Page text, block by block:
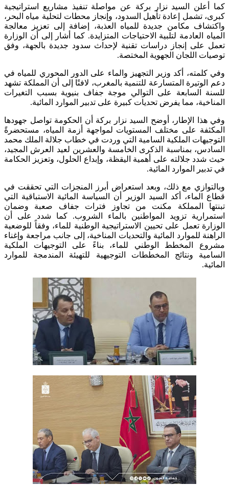
كما أعلن السيد نزار بركة عن مواصلة تنفيذ مشاريع استراتيجية
كبرى، تشمل إعادة تأهيل السدود، وإنجاز محطات لتحلية مياه البحر،
واكتشاف مكامن جديدة للمياه العذبة، إضافة إلى تعزيز معالجة
المياه العادمة لتلبية الاحتياجات المتزايدة. كما أشار إلى أن الوزارة
تعمل على إنجاز دراسات تقنية لإحداث سدود جديدة بالجهة، وفق
توصيات اللجان الجهوية المختصة.
وفي كلمته، أكد وزير التجهيز والماء على الدور المحوري للمياه في
دعم الوتيرة المتسارعة للتنمية بالمغرب، لافتًا إلى أن المملكة تشهد
للسنة السابعة على التوالي موجة جفاف بنيوية بسبب التغيرات
المناخية، مما يفرض تحديات كبيرة على تدبير الموارد المائية.
وفي هذا الإطار، أوضح السيد نزار بركة أن الحكومة تواصل جهودها
المكثفة على مختلف المستويات لمواجهة أزمة المياه، مستحضرةً
التوجيهات الملكية السامية التي وردت في خطاب جلالة الملك محمد
السادس، بمناسبة الذكرى الخامسة والعشرين لعيد العرش المجيد،
حيث شدد جلالته على أهمية اليقظة، وإبداع الحلول، وتعزيز الحكامة
في تدبير الموارد المائية.
وبالتوازي مع ذلك، وبعد استعراض أبرز المنجزات التي تحققت في
قطاع الماء، أكد السيد الوزير أن السياسة المائية الاستباقية التي
تبنتها المملكة مكنت من تجاوز فترات جفاف صعبة وضمان
استمرارية تزويد المواطنين بالماء الشروب. كما شدد على أن
الوزارة تعمل على تحيين الاستراتيجية الوطنية للماء، وفقاً للوضعية
الراهنة للموارد المائية والتحديات المناخية، إلى جانب مراجعة وإغناء
مشروع المخطط الوطني للماء، بناءً على التوجيهات الملكية
السامية ونتائج المخططات التوجيهية للتهيئة المندمجة للموارد
المائية.